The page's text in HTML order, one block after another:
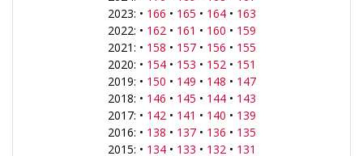
2023: • 166 • 165 • 164• 163
2022: • 162• 161 • 160 • 159
2021: • 158 • 157• 156 • 155
2020: • 154• 153 • 152• 151
2019: • 150 • 149 • 148 • 147
2018: • 146 • 145 • 144• 143
2017: • 142• 141 • 140 • 139
2016: • 138 • 137• 136 • 135
2015: • 134• 133 • 132• 131